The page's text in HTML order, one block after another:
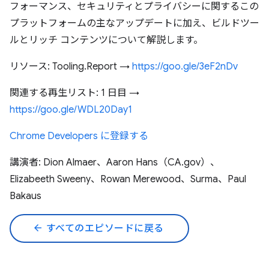
フォーマンス、セキュリティとプライバシーに関するこの
プラットフォームの主なアップデートに加え、ビルドツー
ルとリッチ コンテンツについて解説します。
リソース: Tooling.Report → https://goo.gle/3eF2nDv
関連する再生リスト: 1 日目 →
https://goo.gle/WDL20Day1
Chrome Developers に登録する
講演者: Dion Almaer、Aaron Hans（CA.gov）、
Elizabeeth Sweeny、Rowan Merewood、Surma、Paul
Bakaus
arrow_back すべてのエピソードに戻る